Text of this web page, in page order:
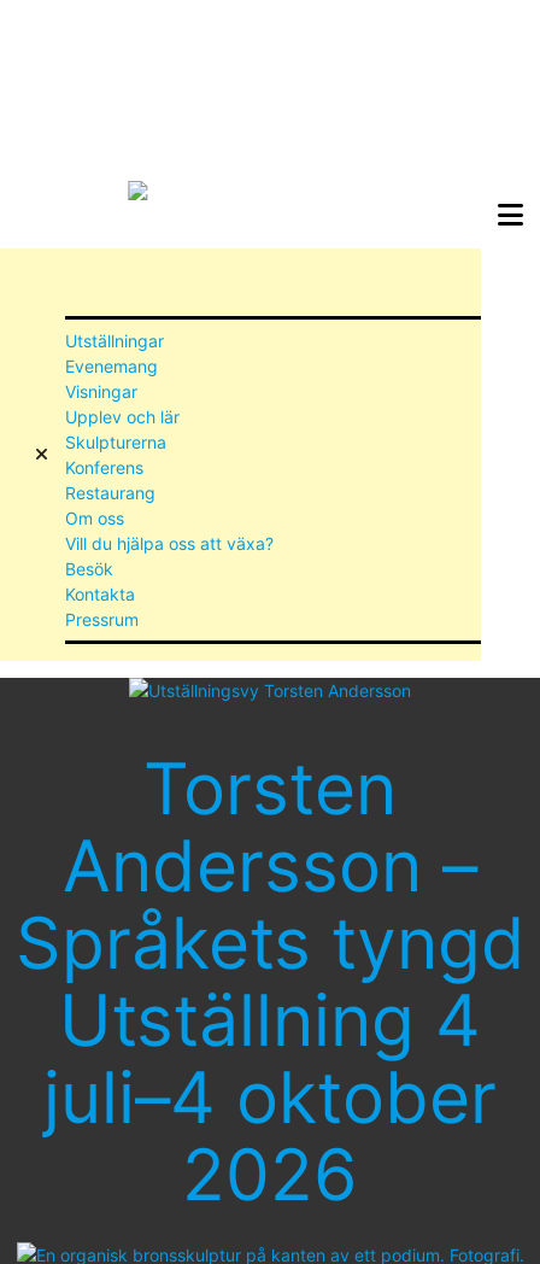
Utställningar
Evenemang
Visningar
Upplev och lär
Skulpturerna
Konferens
Restaurang
Om oss
Vill du hjälpa oss att växa?
Besök
Kontakta
Pressrum
Torsten
Andersson –
Språkets tyngd
Utställning 4
juli–4 oktober
2026